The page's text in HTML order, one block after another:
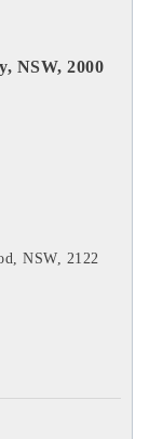
NSW, 2000
NSW, 2122